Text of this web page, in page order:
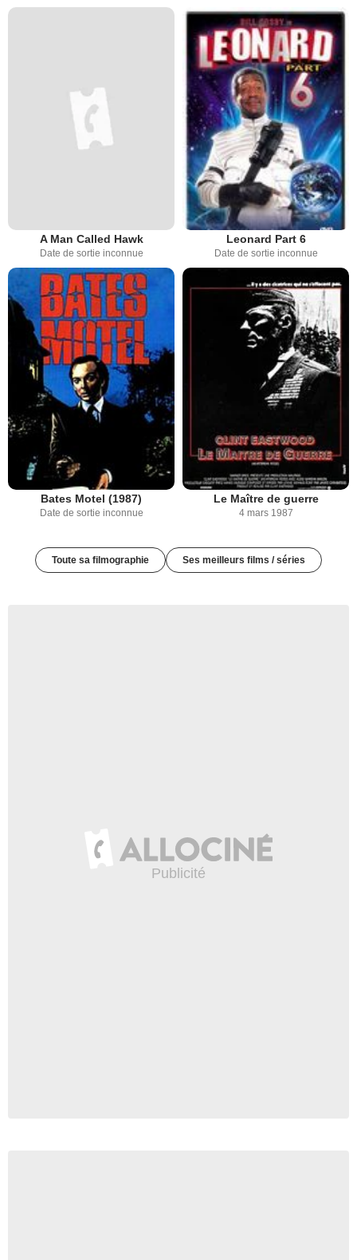
A Man Called Hawk
Date de sortie inconnue
Leonard Part 6
Date de sortie inconnue
Bates Motel (1987)
Date de sortie inconnue
Le Maître de guerre
4 mars 1987
Toute sa filmographie Ses meilleurs films / séries